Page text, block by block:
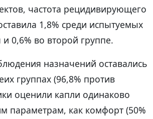
частота рецидивирующего
1,8% среди испытуемых
0,6% во второй группе.
назначений оставались
группах (96,8% против
оценили капли одинаково
параметрам, как комфорт (50%